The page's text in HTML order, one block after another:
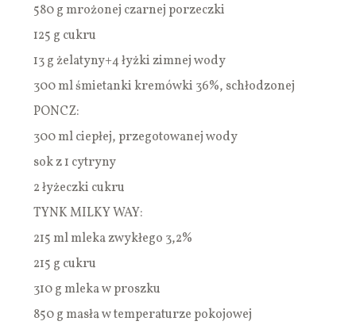
580 g mrożonej czarnej porzeczki
125 g cukru
13 g żelatyny+4 łyżki zimnej wody
300 ml śmietanki kremówki 36%, schłodzonej
PONCZ:
300 ml ciepłej, przegotowanej wody
sok z 1 cytryny
2 łyżeczki cukru
TYNK MILKY WAY:
215 ml mleka zwykłego 3,2%
215 g cukru
310 g mleka w proszku
850 g masła w temperaturze pokojowej